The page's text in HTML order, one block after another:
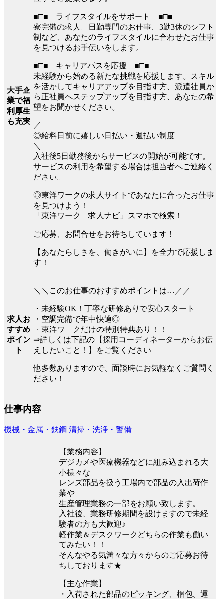
大手企
業で福
利厚生
も充実
■□■ ライフスタイルをサポート ■□■
寮完備の求人、日勤専門のお仕事、3勤3休のシフト
制など、あなたのライフスタイルに合わせたお仕事
を見つけるお手伝いをします。
■□■ キャリアパスを応援 ■□■
未経験から始める新たな挑戦を応援します。スキル
を活かしてキャリアアップを目指す方、派遣社員か
ら正社員へステップアップを目指す方、あなたの希
望をお聞かせください。
／
◎給料日前に嬉しい日払い・週払い制度
＼
入社後5日勤務後からサービスの開始が可能です。
サービスの利用を希望する場合は担当者へご連絡く
ださい。
◎東洋ワークの求人サイトであなたに合ったお仕事
を見つけよう！
「東洋ワーク 求人ナビ」スマホで検索！
ご応募、お問合せをお待ちしています！
【あなたらしさを、働きがいに】を全力で応援しま
す！
求人お
すすめ
ポイン
ト
＼＼このお仕事のおすすめポイントは…／／
・未経験OK！丁寧な研修ありで安心スタート
・空調完備で年中快適◎
・東洋ワークだけの特別特典あり！！
⇒詳しくは下記の【採用コーディネーターからお伝
えしたいこと！】をご覧ください
他多数ありますので、面談時にお気軽なくご質問く
ださい！
仕事内容
機械・金属・鉄鋼 清掃・洗浄・警備
【業務内容】
デジカメや医療機器などに組み込まれる大
小様々な
レンズ部品を扱う工場内で部品の入出荷作
業や
生産管理業務の一部をお願い致します。
入社後、業務研修期間を設けますので未経
験者の方も大歓迎♪
軽作業＆デスクワークどちらの作業も働い
てみたい！！
そんなやる気満々な方々からのご応募お待
ちしております★
【主な作業】
・入荷された部品のピッキング、梱包、運